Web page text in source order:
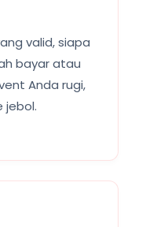
valid, siapa
bayar atau
Anda rugi,
jebol.